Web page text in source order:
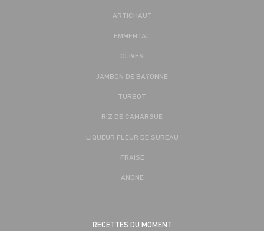
ARTICHAUT
EMMENTAL
OLIVES
JAMBON DE BAYONNE
TURBOT
RIZ DE CAMARGUE
LIQUEUR FLEUR DE SUREAU
FRAISE
ANONE
RECETTES DU MOMENT